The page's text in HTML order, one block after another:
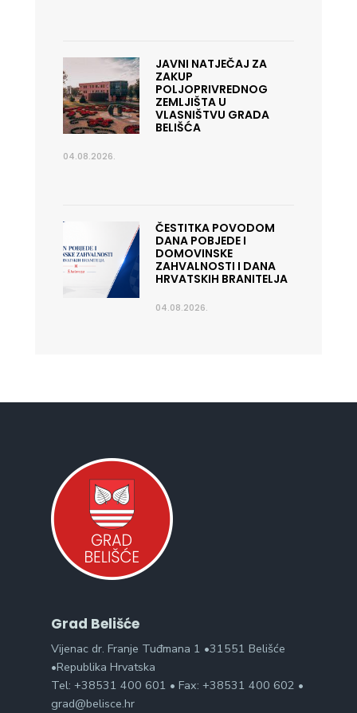
JAVNI NATJEČAJ ZA
ZAKUP
POLJOPRIVREDNOG
ZEMLJIŠTA U
VLASNIŠTVU GRADA
BELIŠĆA
04.08.2026.
ČESTITKA POVODOM
DANA POBJEDE I
DOMOVINSKE
ZAHVALNOSTI I DANA
HRVATSKIH BRANITELJA
04.08.2026.
Grad Belišće
Vijenac dr. Franje Tuđmana 1 •31551 Belišće
•Republika Hrvatska
Tel: +38531 400 601 • Fax: +38531 400 602 •
grad@belisce.hr